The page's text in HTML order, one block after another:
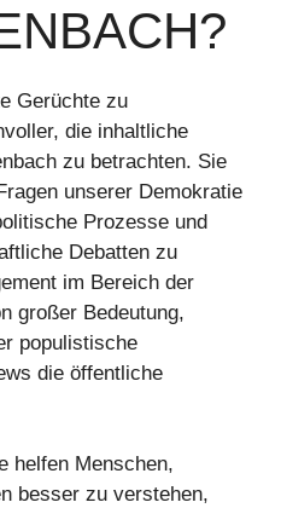
Gerüchte zu
die inhaltliche
zu betrachten. Sie
unserer Demokratie
Prozesse und
Debatten zu
im Bereich der
großer Bedeutung,
populistische
die öffentliche
helfen Menschen,
besser zu verstehen,